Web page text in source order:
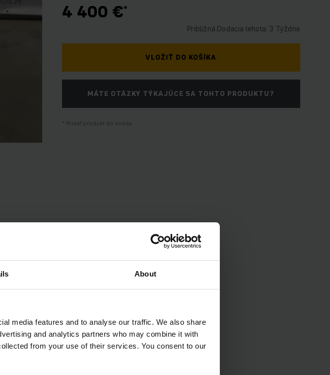
About
media features and to analyse our traffic. We also share
and analytics partners who may combine it with
from your use of their services. You consent to our
4 400 €
Približná Dodacia lehota: 3 Týždne
VLOŽIŤ DO KOŠÍKA
MÁTE OTÁZKY TÝKAJÚCE SA TOHTO PRODUKTU?
Pridať produkt do košíka
výrobku
iónová, 25 V / 40 Ah